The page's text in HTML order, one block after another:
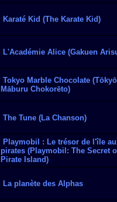
Karaté Kid (The Karate Kid)
L'Académie Alice (Gakuen
Tokyo Marble Chocolate (Tōkyō
Māburu Chokorēto)
The Tune (La Chanson)
Playmobil : Le trésor de l'île
pirates (Playmobil: The Secret
Pirate Island)
La planète des Alphas